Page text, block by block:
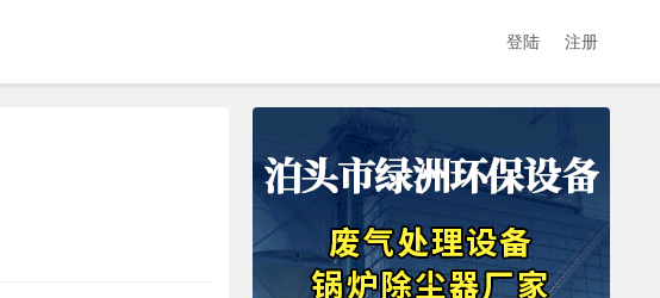
登陆 注册